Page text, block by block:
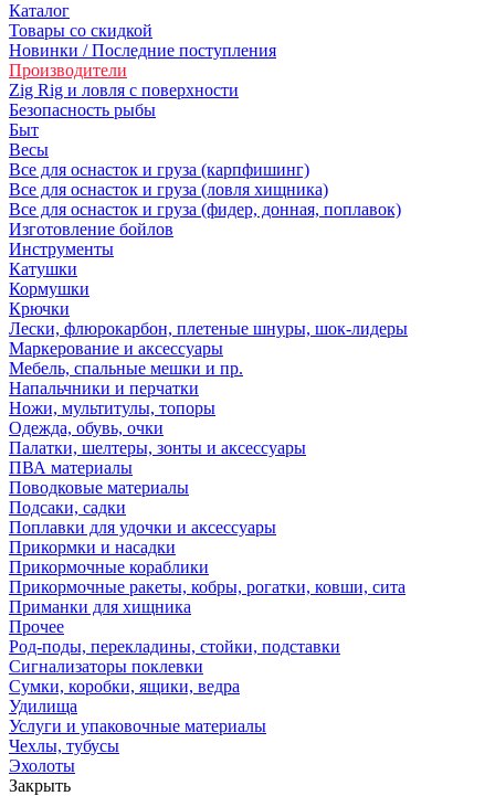
Каталог
Товары со скидкой
Новинки / Последние поступления
Производители
Zig Rig и ловля с поверхности
Безопасность рыбы
Быт
Весы
Все для оснасток и груза (карпфишинг)
Все для оснасток и груза (ловля хищника)
Все для оснасток и груза (фидер, донная, поплавок)
Изготовление бойлов
Инструменты
Катушки
Кормушки
Крючки
Лески, флюрокарбон, плетеные шнуры, шок-лидеры
Маркерование и аксессуары
Мебель, спальные мешки и пр.
Напальчники и перчатки
Ножи, мультитулы, топоры
Одежда, обувь, очки
Палатки, шелтеры, зонты и аксессуары
ПВА материалы
Поводковые материалы
Подсаки, садки
Поплавки для удочки и аксессуары
Прикормки и насадки
Прикормочные кораблики
Прикормочные ракеты, кобры, рогатки, ковши, сита
Приманки для хищника
Прочее
Род-поды, перекладины, стойки, подставки
Сигнализаторы поклевки
Сумки, коробки, ящики, ведра
Удилища
Услуги и упаковочные материалы
Чехлы, тубусы
Эхолоты
Закрыть